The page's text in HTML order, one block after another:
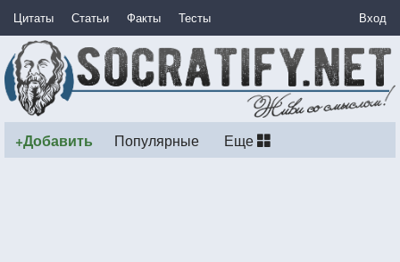
Цитаты Статьи Факты Тесты Вход
+Добавить Популярные Еще